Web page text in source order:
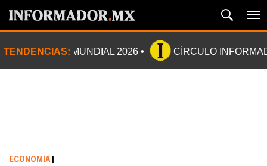
TENDENCIAS: MUNDIAL 2026 CÍRCULO
ECONOMÍA